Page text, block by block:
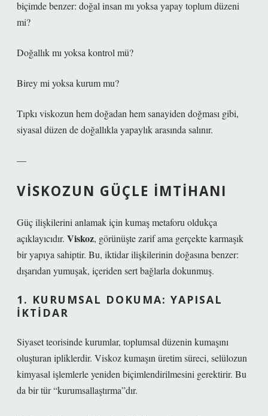
biçimde benzer: doğal insan mı yoksa yapay toplum düzeni
mi?
Doğallık mı yoksa kontrol mü?
Birey mi yoksa kurum mu?
Tıpkı viskozun hem doğadan hem sanayiden doğması gibi,
siyasal düzen de doğallıkla yapaylık arasında salınır.
—
VISKOZUN GÜÇLE İMTIHANI
Güç ilişkilerini anlamak için kumaş metaforu oldukça
açıklayıcıdır. Viskoz, görünüşte zarif ama gerçekte karmaşık
bir yapıya sahiptir. Bu, iktidar ilişkilerinin doğasına benzer:
dışarıdan yumuşak, içeriden sert bağlarla dokunmuş.
1. KURUMSAL DOKUMA: YAPISAL
İKTIDAR
Siyaset teorisinde kurumlar, toplumsal düzenin kumaşını
oluşturan ipliklerdir. Viskoz kumaşın üretim süreci, selülozun
kimyasal işlemlerle yeniden biçimlendirilmesini gerektirir. Bu
da bir tür “kurumsallaştırma”dır.